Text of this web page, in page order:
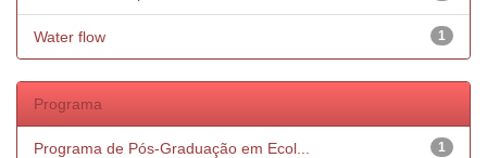
1
Water flow
Programa
1
Programa de Pós-Graduação em Ecol...